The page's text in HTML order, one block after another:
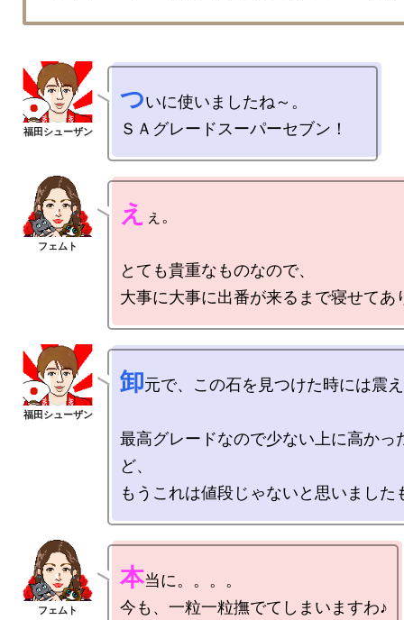
ついに使いましたね～。
え ぇ。
とても貴重なものなので、
卸元で、この石を見つけた時には震
最高グレードなので少ない上に高かっ
ど、
本当に。。。。